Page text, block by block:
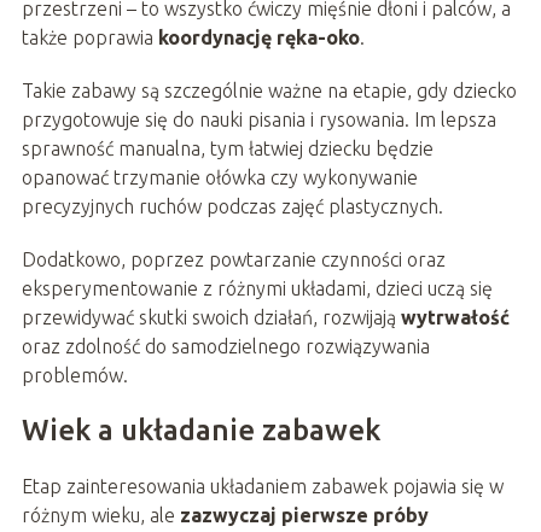
przestrzeni – to wszystko ćwiczy mięśnie dłoni i palców, a
także poprawia koordynację ręka-oko.
Takie zabawy są szczególnie ważne na etapie, gdy dziecko
przygotowuje się do nauki pisania i rysowania. Im lepsza
sprawność manualna, tym łatwiej dziecku będzie
opanować trzymanie ołówka czy wykonywanie
precyzyjnych ruchów podczas zajęć plastycznych.
Dodatkowo, poprzez powtarzanie czynności oraz
eksperymentowanie z różnymi układami, dzieci uczą się
przewidywać skutki swoich działań, rozwijają wytrwałość
oraz zdolność do samodzielnego rozwiązywania
problemów.
Wiek a układanie zabawek
Etap zainteresowania układaniem zabawek pojawia się w
różnym wieku, ale zazwyczaj pierwsze próby